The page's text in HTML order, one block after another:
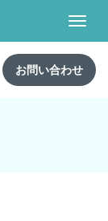
お問い合わせ